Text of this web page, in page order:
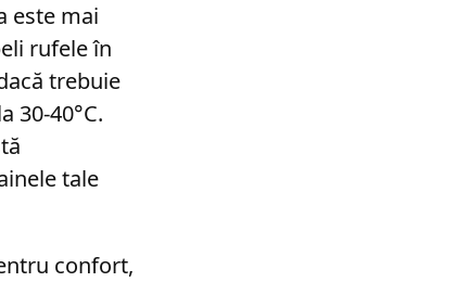
este mai
rufele în
trebuie
30-40°C.
tale
confort,